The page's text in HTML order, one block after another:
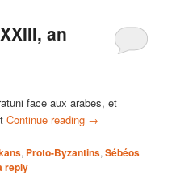
an
face aux arabes, et
Continue reading →
, Proto-Byzantins,Sébéos
reply